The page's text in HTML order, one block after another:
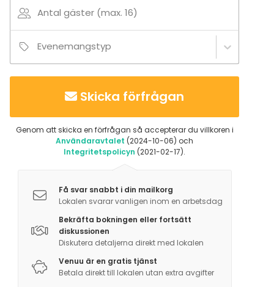
Varmista täydellinen elämys tilaamalla myös day
span hemmotteluhoidot!
Antal gäster (max. 16)
Evenemangstyp
Skicka förfrågan
Genom att skicka en förfrågan så accepterar du villkoren i
Användaravtalet (2024-10-06) och
Integritetspolicyn (2021-02-17).
Få svar snabbt i din mailkorg
Lokalen svarar vanligen inom en arbetsdag
Bekräfta bokningen eller fortsätt
diskussionen
Diskutera detaljerna direkt med lokalen
Venuu är en gratis tjänst
Betala direkt till lokalen utan extra avgifter